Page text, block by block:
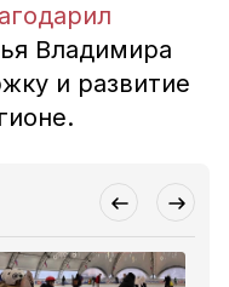
Владимира
и развитие